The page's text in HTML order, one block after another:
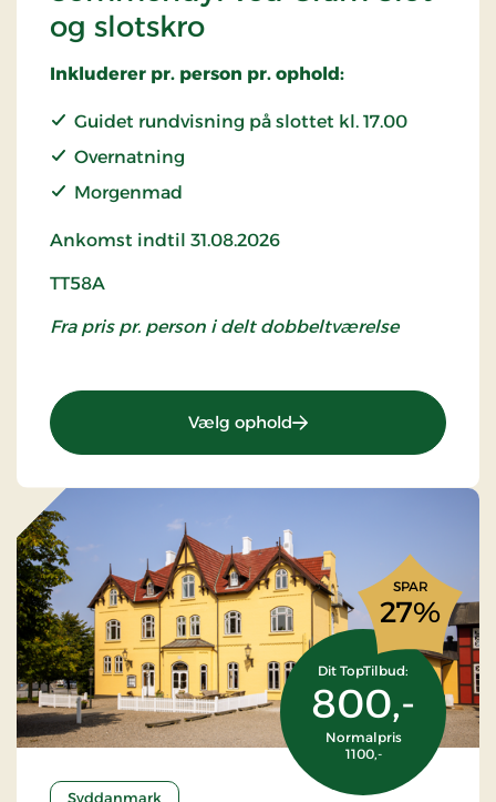
og slotskro
Inkluderer pr. person pr. ophold:
Guidet rundvisning på slottet kl. 17.00
Overnatning
Morgenmad
Ankomst indtil 31.08.2026
TT58A
Fra pris pr. person i delt dobbeltværelse
Vælg ophold: TT58a - Idyllic
Dit TopTilbud:
800,-
Normalpris
1100,-
SPAR
27%
Syddanmark